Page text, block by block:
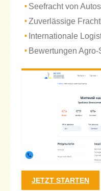
Seefracht von
Zuverlässige
Internationale
Bewertungen
JETZT STARTEN